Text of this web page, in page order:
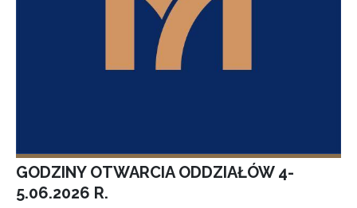
GODZINY OTWARCIA ODDZIAŁÓW 4-
5.06.2026 R.